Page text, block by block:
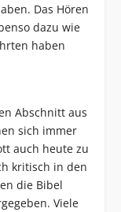
Das Hören
dazu wie
haben
Abschnitt aus
sich immer
auch heute zu
kritisch in den
die Bibel
Viele